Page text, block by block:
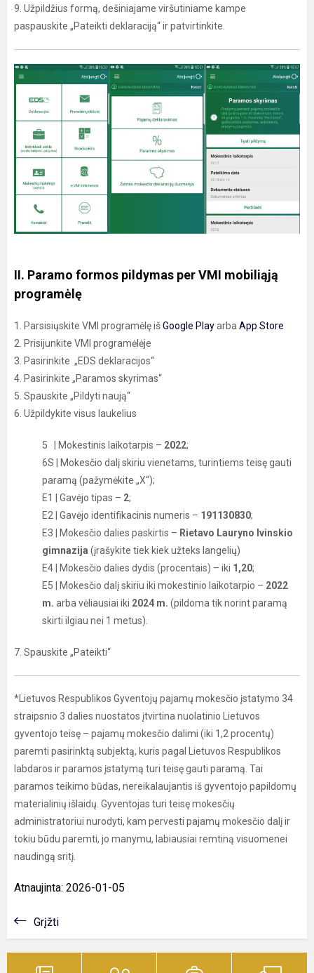
9. Užpildžius formą, dešiniajame viršutiniame kampe
paspauskite „Pateikti deklaraciją“ ir patvirtinkite.
II. Paramo formos pildymas per VMI mobiliąją
programėlę
1. Parsisiųskite VMI programėlę išGoogle Playarba App Store
2. Prisijunkite VMI programėlėje
3. Pasirinkite „EDS deklaracijos“
4. Pasirinkite „Paramos skyrimas“
5. Spauskite „Pildyti naują“
6. Užpildykite visus laukelius
5 | Mokestinis laikotarpis – 2022;
6S | Mokesčio dalį skiriu vienetams, turintiems teisę gauti
paramą (pažymėkite „X“);
E1 | Gavėjo tipas – 2;
E2 | Gavėjo identifikacinis numeris – 191130830;
E3 | Mokesčio dalies paskirtis – Rietavo Lauryno Ivinskio
gimnazija (įrašykite tiek kiek užteks langelių)
E4 | Mokesčio dalies dydis (procentais) – iki 1,20;
E5 | Mokesčio dalį skiriu iki mokestinio laikotarpio – 2022
m. arba vėliausiai iki 2024 m. (pildoma tik norint paramą
skirti ilgiau nei 1 metus).
7. Spauskite „Pateikti“
*Lietuvos Respublikos Gyventojų pajamų mokesčio įstatymo 34
straipsnio 3 dalies nuostatos įtvirtina nuolatinio Lietuvos
gyventojo teisę – pajamų mokesčio dalimi (iki 1,2 procentų)
paremti pasirinktą subjektą, kuris pagal Lietuvos Respublikos
labdaros ir paramos įstatymą turi teisę gauti paramą. Tai
paramos teikimo būdas, nereikalaujantis iš gyventojo papildomų
materialinių išlaidų. Gyventojas turi teisę mokesčių
administratoriui nurodyti, kam pervesti pajamų mokesčio dalį ir
tokiu būdu paremti, jo manymu, labiausiai remtiną visuomenei
naudingą sritį.
Atnaujinta: 2026-01-05
Grįžti